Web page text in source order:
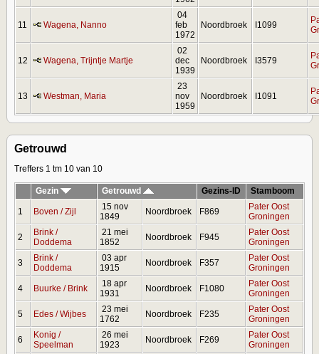
11 Wagena, Nanno
04
feb
1972
Noordbroek I1099
12 Wagena, Trijntje Martje
02
dec
1939
Noordbroek I3579
13 Westman, Maria
23
nov
1959
Noordbroek I1091
Getrouwd
Treffers 1 tm 10 van 10
Gezin Getrouwd Gezins-ID Stamboom
1 Boven / Zijl
15 nov
1849
Noordbroek F869
Pater Oost
Groningen
2
Brink /
Doddema
21 mei
1852
Noordbroek F945
Pater Oost
Groningen
3
Brink /
Doddema
03 apr
1915
Noordbroek F357
Pater Oost
Groningen
4 Buurke / Brink
18 apr
1931
Noordbroek F1080
Pater Oost
Groningen
5 Edes / Wijbes
23 mei
1762
Noordbroek F235
Pater Oost
Groningen
6
Konig /
Speelman
26 mei
1923
Noordbroek F269
Pater Oost
Groningen